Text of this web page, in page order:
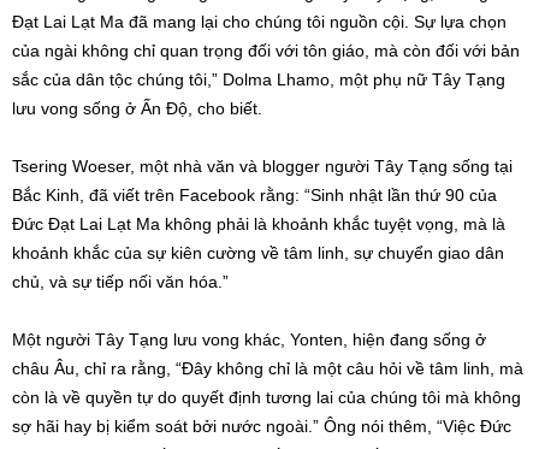
Đạt Lai Lạt Ma đã mang lại cho chúng tôi nguồn cội. Sự lựa chọn
của ngài không chỉ quan trọng đối với tôn giáo, mà còn đối với bản
sắc của dân tộc chúng tôi,” Dolma Lhamo, một phụ nữ Tây Tạng
lưu vong sống ở Ấn Độ, cho biết.
Tsering Woeser, một nhà văn và blogger người Tây Tạng sống tại
Bắc Kinh, đã viết trên Facebook rằng: “Sinh nhật lần thứ 90 của
Đức Đạt Lai Lạt Ma không phải là khoảnh khắc tuyệt vọng, mà là
khoảnh khắc của sự kiên cường về tâm linh, sự chuyển giao dân
chủ, và sự tiếp nối văn hóa.”
Một người Tây Tạng lưu vong khác, Yonten, hiện đang sống ở
châu Âu, chỉ ra rằng, “Đây không chỉ là một câu hỏi về tâm linh, mà
còn là về quyền tự do quyết định tương lai của chúng tôi mà không
sợ hãi hay bị kiểm soát bởi nước ngoài.” Ông nói thêm, “Việc Đức